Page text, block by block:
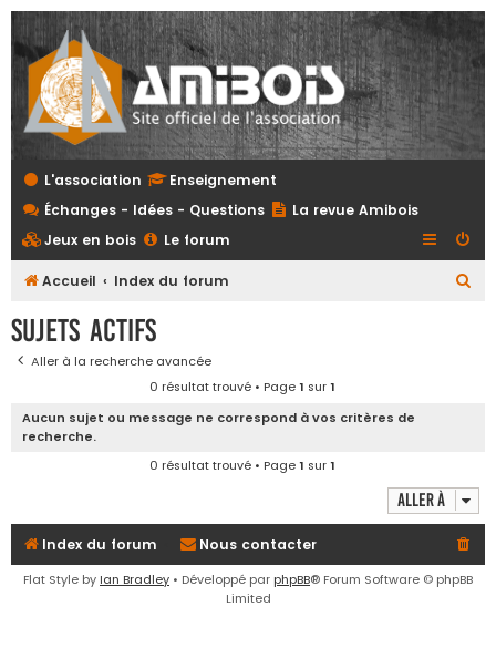
L'association
Enseignement
Échanges - Idées - Questions
La revue Amibois
Jeux en bois
Le forum
Accueil Index du forum
e
Sujets actifs
Aller à la recherche avancée
0 résultat trouvé • Page1 sur1
Aucun sujet ou message ne correspond à vos critères de
recherche.
0 résultat trouvé • Page1 sur1
Aller à
Index du forum Nous contacter
Flat Style by Ian Bradley • Développé par phpBB® Forum Software © phpBB
Limited